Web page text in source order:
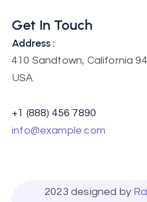
✓ Carritos abandonados
✓ Notificaciones por
Plan Plus
Get In Touch
Address :
410 Sandtown, California
USA
+1 (888) 456 7890
info@example.com
2023 designed by